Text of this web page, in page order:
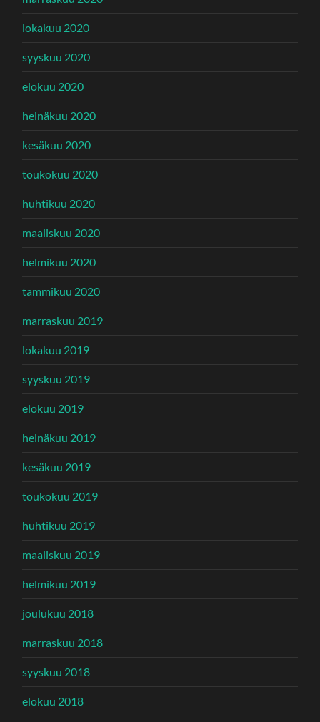
lokakuu 2020
syyskuu 2020
elokuu 2020
heinäkuu 2020
kesäkuu 2020
toukokuu 2020
huhtikuu 2020
maaliskuu 2020
helmikuu 2020
tammikuu 2020
marraskuu 2019
lokakuu 2019
syyskuu 2019
elokuu 2019
heinäkuu 2019
kesäkuu 2019
toukokuu 2019
huhtikuu 2019
maaliskuu 2019
helmikuu 2019
joulukuu 2018
marraskuu 2018
syyskuu 2018
elokuu 2018